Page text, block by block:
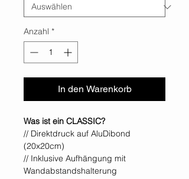
Anzahl *
In den Warenkorb
Was ist ein CLASSIC?
// Direktdruck auf AluDibond
(20x20cm)
// Inklusive Aufhängung mit
Wandabstandshalterung